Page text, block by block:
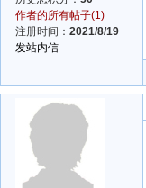
作者的所有帖子(1)
注册时间： 2021/8/19
发站内信